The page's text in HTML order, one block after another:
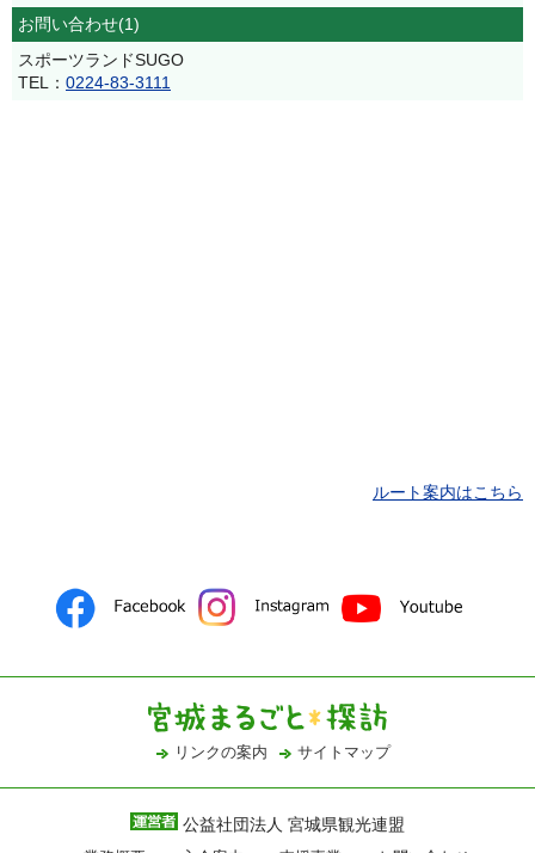
お問い合わせ(1)
スポーツランドSUGO
TEL： 0224-83-3111
ルート案内はこちら
リンクの案内 サイトマップ
公益社団法人 宮城県観光連盟